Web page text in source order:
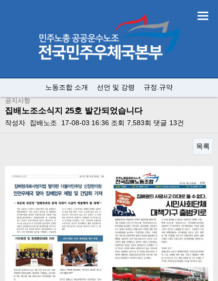
노동조합 소개 선언 및 강령 규정.규약
공지사항
집배노조소식지 25호 발간되었습니다
작성자 집배노조 17-08-03 16:36 조회 7,583회 댓글 13건
목록